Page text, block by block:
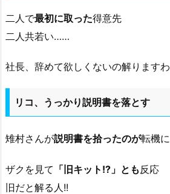
二人で最初に取った得意先
二人共若い……
社長、辞めて欲しくないの解りますわ
リコ、うっかり説明書を落とす
雉村さんが説明書を拾ったのが転機に
ザクを見て 「旧キット!?」とも 反応
旧だと解る人!!